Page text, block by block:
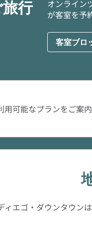
行
オンライン
が客室を予
客室ブロ
可能なプランをご案内
エゴ・ダウンタウン